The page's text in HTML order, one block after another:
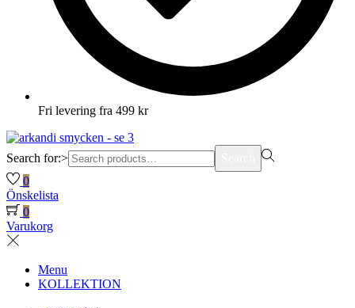
Fri levering fra 499 kr
Search for:>
0
Önskelista
0
Varukorg
Menu
KOLLEKTION